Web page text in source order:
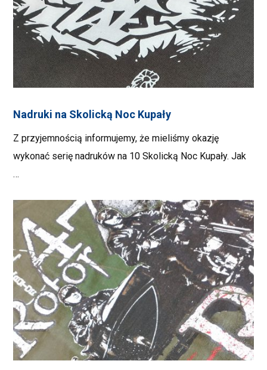
Nadruki na Skolicką Noc Kupały
Z przyjemnością informujemy, że mieliśmy okazję
wykonać serię nadruków na 10 Skolicką Noc Kupały. Jak
…